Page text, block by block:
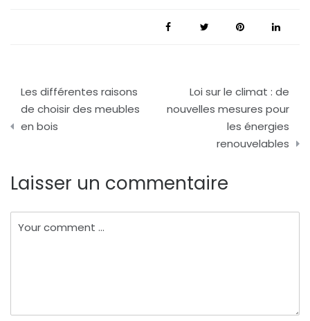
Navigation
de
l’article
Les différentes raisons
de choisir des meubles
en bois
Loi sur le climat : de
nouvelles mesures pour
les énergies
renouvelables
Laisser un commentaire